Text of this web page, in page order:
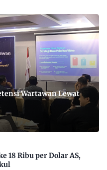
Wartawan Lewat
18 Ribu per Dolar AS,